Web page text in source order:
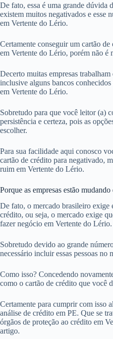
De fato, essa é uma grande dúvida
existem muitos negativados e esse
em Vertente do Lério.
Certamente conseguir um cartão
em Vertente do Lério, porém não é
Decerto muitas empresas
inclusive alguns bancos
em Vertente do Lério.
Sobretudo para que você leitor (a)
persistência e certeza, pois as
escolher.
Para sua facilidade aqui conosco
cartão de crédito para negativado,
ruim em Vertente do Lério.
Porque as empresas estão
De fato, o mercado brasileiro exige
crédito, ou seja, o mercado exige
fazer negócio em Vertente do Lério.
Sobretudo devido ao grande
necessário incluir essas pessoas
Como isso? Concedendo
como o cartão de crédito que você
Certamente para cumprir com isso
análise de crédito em PE. Que se
órgãos de proteção ao crédito em
artigo.